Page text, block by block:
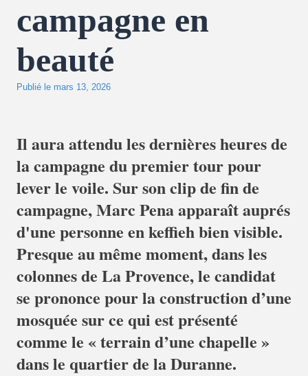
campagne en
beauté
Publié le mars 13, 2026
Il aura attendu les dernières heures de
la campagne du premier tour pour
lever le voile. Sur son clip de fin de
campagne, Marc Pena apparaît auprés
d'une personne en keffieh bien visible.
Presque au même moment, dans les
colonnes de La Provence, le candidat
se prononce pour la construction d’une
mosquée sur ce qui est présenté
comme le « terrain d’une chapelle »
dans le quartier de la Duranne.